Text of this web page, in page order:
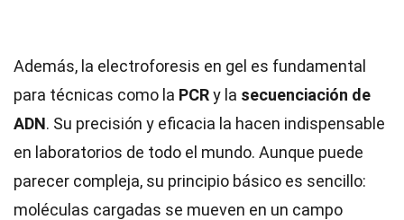
Además, la electroforesis en gel es fundamental
para técnicas como la PCRy la secuenciación de
ADN. Su precisión y eficacia la hacen indispensable
en laboratorios de todo el mundo. Aunque puede
parecer compleja, su principio básico es sencillo:
moléculas cargadas se mueven en un campo